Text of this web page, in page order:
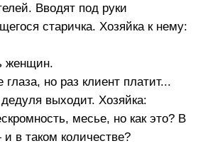
Вводят под руки
старичка. Хозяйка к нему:
женщин.
глаза, но раз клиент платит...
выходит. Хозяйка:
месье, но как это? В
в таком количестве?